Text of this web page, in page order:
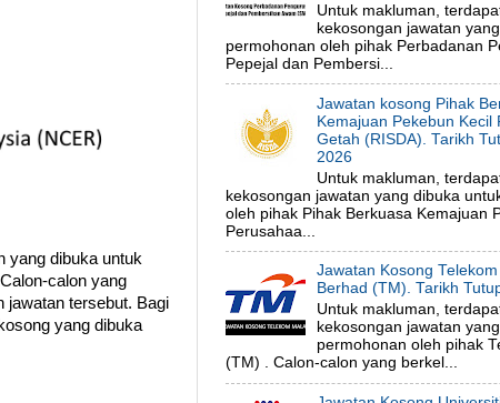
yang dibuka untuk
calon yang
jawatan tersebut. Bagi
yang dibuka
Untuk makluman,
kekosongan jawatan
permohonan oleh pihak Perbadanan
Pepejal dan Pembersi...
Jawatan kosong Pihak
Kemajuan Pekebun Kecil
Getah (RISDA). Tarikh
2026
Untuk makluman,
kekosongan jawatan yang dibuka
oleh pihak Pihak Berkuasa Kemajuan
Perusahaa...
Jawatan Kosong
Berhad (TM). Tarikh
Untuk makluman,
kekosongan jawatan
permohonan oleh pihak
(TM) . Calon-calon yang berkel...